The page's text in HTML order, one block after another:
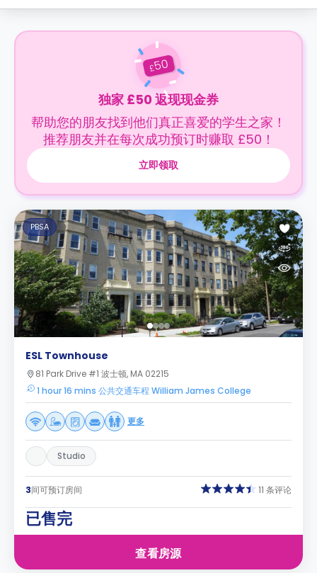
£50
独家 £50 返现现金券
帮助您的朋友找到他们真正喜爱的学生之家！
推荐朋友并在每次成功预订时赚取 £50！
立即领取
PBSA
ESL Townhouse
81 Park Drive #1 波士顿, MA 02215
1 hour 16 mins 公共交通车程 William James College
更多
Studio
3间可预订房间 11 条评论
已售完
查看房源